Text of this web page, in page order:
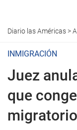
Diario las Américas>
INMIGRACIÓN
Juez
que